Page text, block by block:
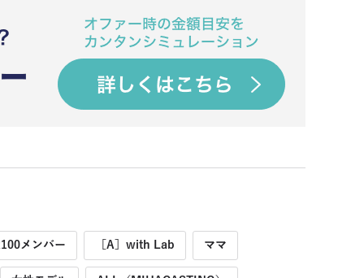
メンバー ［A］with Lab ママ